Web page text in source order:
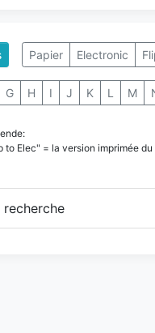
Papier Electronic
G H I J K L M
to Elec" = la version imprimée